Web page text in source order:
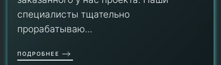
специалисты тщательно
прорабатываю...
ПОДРОБНЕЕ